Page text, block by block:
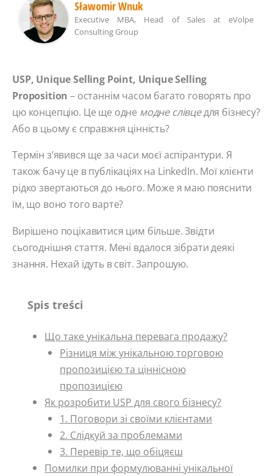
Sławomir Wnuk
Executive MBA, Head of SalesateVolpe
Consulting Group
USP, Unique Selling Point, Unique Selling
Proposition – останнім часом багато говорять про
цю концепцію. Це ще одне модне слівцедля бізнесу?
Або в цьому є справжня цінність?
Термін з’явився ще за часи моєї аспірантури. Я
також бачу це в публікаціях на LinkedIn. Мої клієнти
рідко звертаються до нього. Може я маю пояснити
їм, що воно того варте?
Вирішено поцікавитися цим більше. Звідти
сьогоднішня стаття. Мені вдалося зібрати деякі
знання. Нехай ідуть в світ. Запрошую.
Spis treści
Що таке унікальна перевага продажу?
Різниця між унікальною торговою
пропозицією та ціннісною
пропозицією
Як розробити USP для свого бізнесу?
1. Поговори зі своїми клієнтами
2. Слідкуй за проблемами
3. Перевір те, що обіцяєш
Помилки при формулюванні унікальної